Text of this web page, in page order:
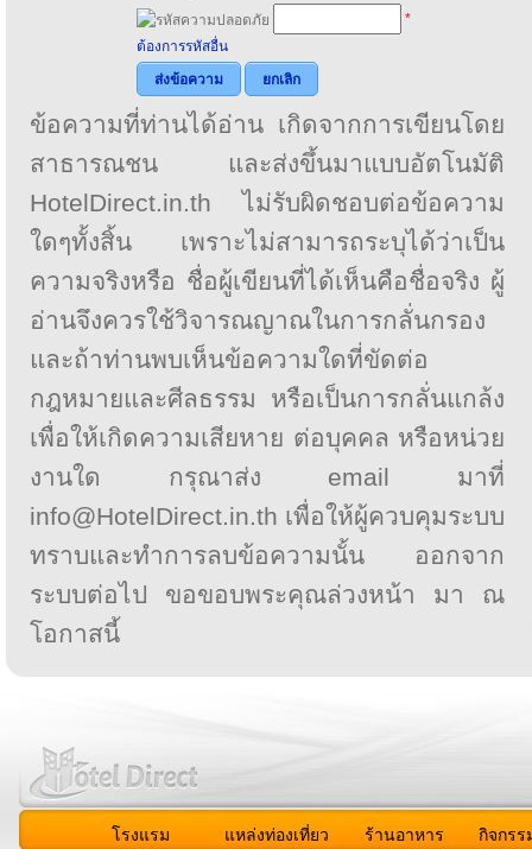
*
ต้องการรหัสอื่น
ส่งข้อความ
ยกเลิก
ข้อความที่ท่านได้อ่าน เกิดจากการเขียนโดย
สาธารณชน และส่งขึ้นมาแบบอัตโนมัติ
HotelDirect.in.th ไม่รับผิดชอบต่อข้อความ
ใดๆทั้งสิ้น เพราะไม่สามารถระบุได้ว่าเป็น
ความจริงหรือ ชื่อผู้เขียนที่ได้เห็นคือชื่อจริง ผู้
อ่านจึงควรใช้วิจารณญาณในการกลั่นกรอง
และถ้าท่านพบเห็นข้อความใดที่ขัดต่อ
กฎหมายและศีลธรรม หรือเป็นการกลั่นแกล้ง
เพื่อให้เกิดความเสียหาย ต่อบุคคล หรือหน่วย
งานใด กรุณาส่ง email มาที่
info@HotelDirect.in.th เพื่อให้ผู้ควบคุมระบบ
ทราบและทำการลบข้อความนั้น ออกจาก
ระบบต่อไป ขอขอบพระคุณล่วงหน้า มา ณ
โอกาสนี้
โรงแรม แหล่งท่องเที่ยว ร้านอาหาร กิจกรร